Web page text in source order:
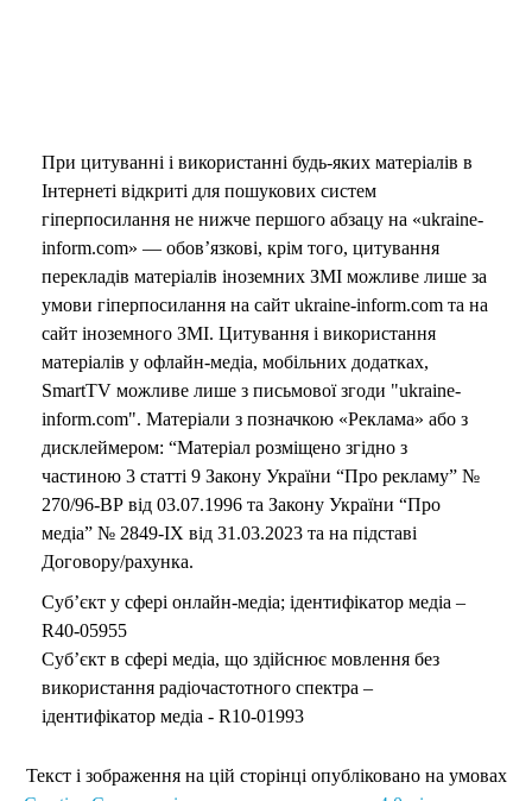
При цитуванні і використанні будь-яких матеріалів в
Інтернеті відкриті для пошукових систем
гіперпосилання не нижче першого абзацу на «ukraine-
inform.com» — обов’язкові, крім того, цитування
перекладів матеріалів іноземних ЗМІ можливе лише за
умови гіперпосилання на сайт ukraine-inform.com та на
сайт іноземного ЗМІ. Цитування і використання
матеріалів у офлайн-медіа, мобільних додатках,
SmartTV можливе лише з письмової згоди "ukraine-
inform.com". Матеріали з позначкою «Реклама» або з
дисклеймером: “Матеріал розміщено згідно з
частиною 3 статті 9 Закону України “Про рекламу” №
270/96-ВР від 03.07.1996 та Закону України “Про
медіа” № 2849-IX від 31.03.2023 та на підставі
Договору/рахунка.
Суб’єкт у сфері онлайн-медіа; ідентифікатор медіа –
R40-05955
Суб’єкт в сфері медіа, що здійснює мовлення без
використання радіочастотного спектра –
ідентифікатор медіа - R10-01993
Текст і зображення на цій сторінці опубліковано на умовах